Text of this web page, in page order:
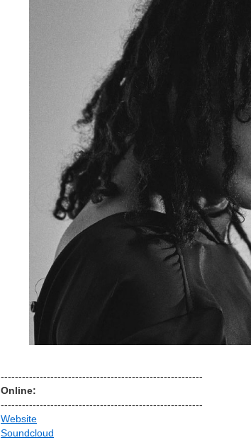
-­-­-­-­-­-­-­-­-­-­-­-­-­-­-­-­-­-­-­-­-­-­-­-­-­-­-­-­-­-­-­-­-­-­-­-­-­-­-­-­-­-­-­-­-­-­-­-­-­-­-­-­-­-­-­-­-­
Online:
-­-­-­-­-­-­-­-­-­-­-­-­-­-­-­-­-­-­-­-­-­-­-­-­-­-­-­-­-­-­-­-­-­-­-­-­-­-­-­-­-­-­-­-­-­-­-­-­-­-­-­-­-­-­-­-­-­
Website
Soundcloud